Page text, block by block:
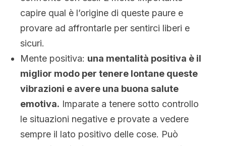
capire qual è l’origine di queste paure e
provare ad affrontarle per sentirci liberi e
sicuri.
Mente positiva: una mentalità positiva è il
miglior modo per tenere lontane queste
vibrazioni e avere una buona salute
emotiva. Imparate a tenere sotto controllo
le situazioni negative e provate a vedere
sempre il lato positivo delle cose. Può